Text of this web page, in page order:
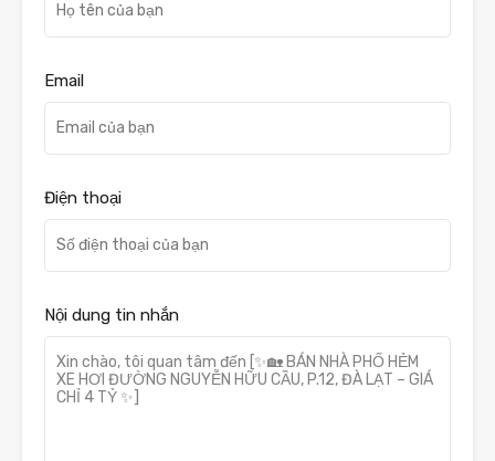
Email
Điện thoại
Nội dung tin nhắn